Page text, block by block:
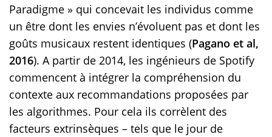
Paradigme » qui concevait les individus comme
un être dont les envies n’évoluent pas et dont les
goûts musicaux restent identiques (Pagano et al,
2016). A partir de 2014, les ingénieurs de Spotify
commencent à intégrer la compréhension du
contexte aux recommandations proposées par
les algorithmes. Pour cela ils corrèlent des
facteurs extrinsèques – tels que le jour de